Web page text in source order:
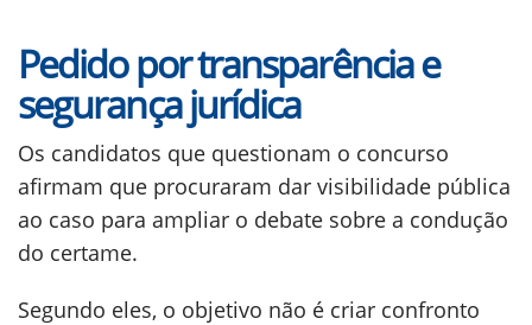
Pedido por transparência e
segurança jurídica
Os candidatos que questionam o concurso
afirmam que procuraram dar visibilidade pública
ao caso para ampliar o debate sobre a condução
do certame.
Segundo eles, o objetivo não é criar confronto